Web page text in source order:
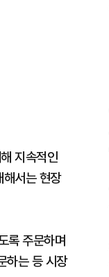
지속적인
해서는 현장
록 주문하며
하는 등 시장